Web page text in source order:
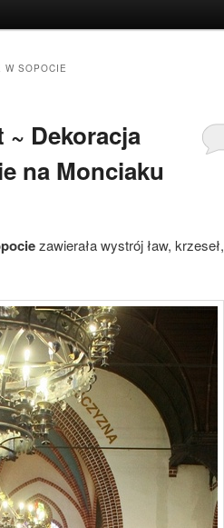
W SOPOCIE
~ Dekoracja
na Monciaku
zawierała wystrój ław, krzeseł,